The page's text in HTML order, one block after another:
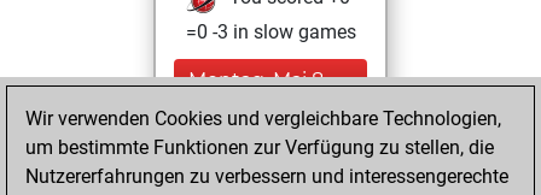
=0 -3 in slow games
Montag, Mai 8,
2023
You created
Wir verwenden Cookies und vergleichbare Technologien,
um bestimmte Funktionen zur Verfügung zu stellen, die
Nutzererfahrungen zu verbessern und interessengerechte